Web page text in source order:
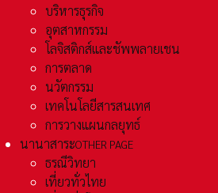
บริหารธุรกิจ
อุตสาหกรรม
โลจิสติกส์และชัพพลายเชน
การตลาด
นวัตกรรม
เทคโนโลยีสารสนเทศ
การวางแผนกลยุทธ์
นานาสาระOTHER PAGE
ธรณีวิทยา
เที่ยวทั่วไทย